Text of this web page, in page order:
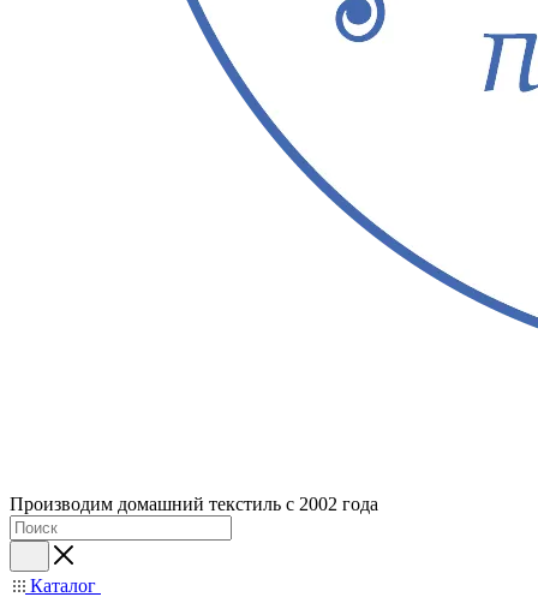
Производим домашний текстиль с 2002 года
Каталог